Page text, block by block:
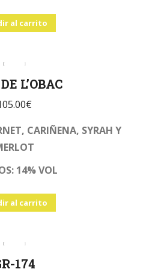
al carrito
L’OBAC
€
CARIÑENA, SYRAH Y
14% VOL
al carrito
174